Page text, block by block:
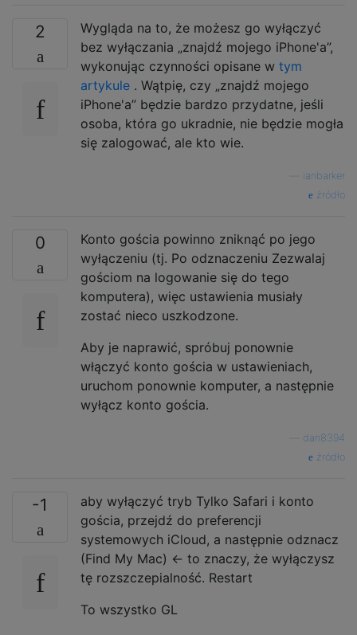
2
Wygląda na to, że możesz go wyłączyć
bez wyłączania „znajdź mojego iPhone'a”,
wykonując czynności opisane w tym
artykule . Wątpię, czy „znajdź mojego
iPhone'a” będzie bardzo przydatne, jeśli
osoba, która go ukradnie, nie będzie mogła
się zalogować, ale kto wie.
ianbarker
źródło
0
Konto gościa powinno zniknąć po jego
wyłączeniu (tj. Po odznaczeniu Zezwalaj
gościom na logowanie się do tego
komputera), więc ustawienia musiały
zostać nieco uszkodzone.
Aby je naprawić, spróbuj ponownie
włączyć konto gościa w ustawieniach,
uruchom ponownie komputer, a następnie
wyłącz konto gościa.
dan8394
źródło
-1
aby wyłączyć tryb Tylko Safari i konto
gościa, przejdź do preferencji
systemowych iCloud, a następnie odznacz
(Find My Mac) <- to znaczy, że wyłączysz
tę rozszczepialność. Restart
To wszystko GL